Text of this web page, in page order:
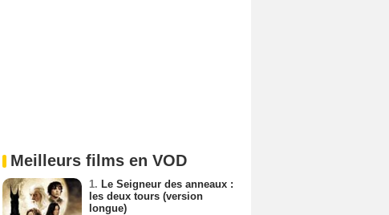
Meilleurs films en VOD
1. Le Seigneur des anneaux :
les deux tours (version
longue)